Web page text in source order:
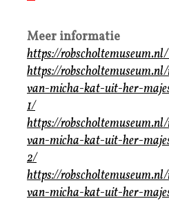
Meer informatie
https://
https://
van-micha-kat-uit-her-
1/
https://
van-micha-kat-uit-her-
2/
https://
van-micha-kat-uit-her-